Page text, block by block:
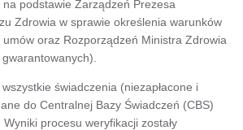
podstawie Zarządzeń Prezesa
Zdrowia w sprawie określenia warunków
oraz Rozporządzeń Ministra Zdrowia
świadczenia (niezapłacone i
do Centralnej Bazy Świadczeń (CBS)
procesu weryfikacji zostały